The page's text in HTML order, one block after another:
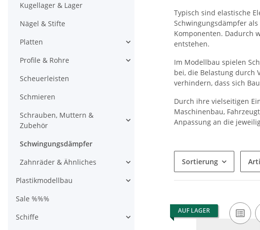
Typisch sind elastische
Schwingungsdämpfer
Komponenten. Dadurch
entstehen.
Im Modellbau spielen
bei, die Belastung durch
verhindern, dass sich
Durch ihre vielseitigen
Maschinenbau,
Anpassung an die
Sortierung
AUF LAGER
Kugellager & Lager
Nägel & Stifte
Platten
Profile & Rohre
Scheuerleisten
Schmieren
Schrauben, Muttern &
Zubehör
Schwingungsdämpfer
Zahnräder & Ähnliches
Plastikmodellbau
Sale %%%
Schiffe